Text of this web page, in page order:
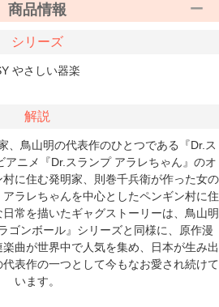
商品情報
シリーズ
やさしい器楽
解説
鳥山明の代表作のひとつである『Dr.ス
アニメ『Dr.スランプ アラレちゃん』のオ
に住む発明家、則巻千兵衛が作った女の
ラレちゃんを中心としたペンギン村に住
常を描いたギャグストーリーは、鳥山明
ゴンボール』シリーズと同様に、原作漫
曲が世界中で人気を集め、日本が生み出
表作の一つとして今もなお愛され続けて
います。